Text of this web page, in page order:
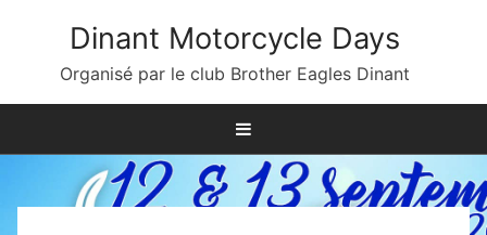
Dinant Motorcycle Days
Organisé par le club Brother Eagles Dinant